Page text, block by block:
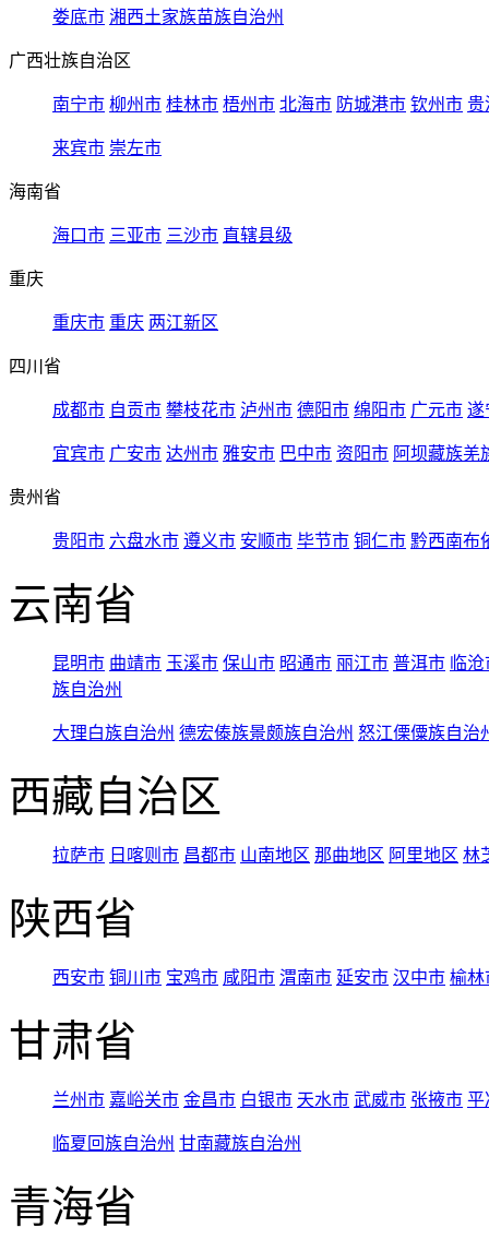
娄底市 湘西土家族苗族自治州
广西壮族自治区
南宁市 柳州市 桂林市 梧州市 北海市 防城港市 钦州市 贵
来宾市 崇左市
海南省
海口市 三亚市 三沙市 直辖县级
重庆
重庆市 重庆 两江新区
四川省
成都市 自贡市 攀枝花市 泸州市 德阳市 绵阳市 广元市 遂
宜宾市 广安市 达州市 雅安市 巴中市 资阳市 阿坝藏族羌
贵州省
贵阳市 六盘水市 遵义市 安顺市 毕节市 铜仁市 黔西南布
云南省
昆明市 曲靖市 玉溪市 保山市 昭通市 丽江市 普洱市 临
族自治州
大理白族自治州 德宏傣族景颇族自治州 怒江傈僳族自治
西藏自治区
拉萨市 日喀则市 昌都市 山南地区 那曲地区 阿里地区 林
陕西省
西安市 铜川市 宝鸡市 咸阳市 渭南市 延安市 汉中市 榆林
甘肃省
兰州市 嘉峪关市 金昌市 白银市 天水市 武威市 张掖市 平
临夏回族自治州 甘南藏族自治州
青海省